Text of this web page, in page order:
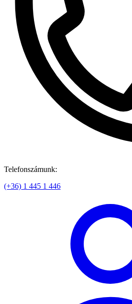
Telefonszámunk:
(+36) 1 445 1 446